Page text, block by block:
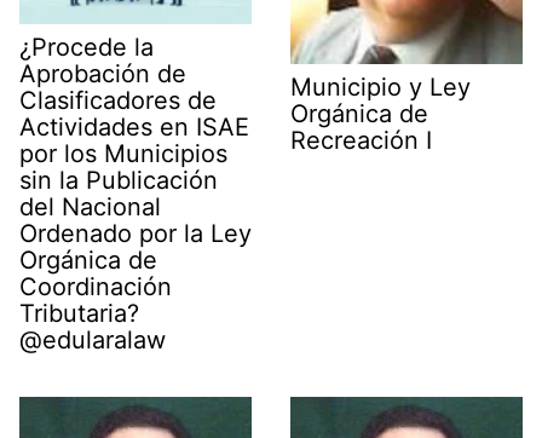
¿Procede la
Aprobación de
Clasificadores de
Actividades en ISAE
por los Municipios
sin la Publicación
del Nacional
Ordenado por la Ley
Orgánica de
Coordinación
Tributaria?
@edularalaw
Municipio y Ley
Orgánica de
Recreación I